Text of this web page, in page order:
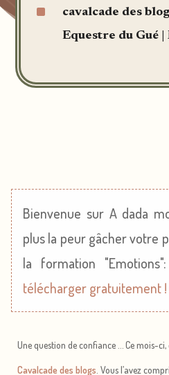
^ cavalcade des
Equestre du Gué|
Bienvenue sur A dada
plus la peur gâcher votre
la formation "Emotions":
télécharger gratuitement
Une question de confiance … Ce mois-ci,
Cavalcade des blogs . Vous l’avez